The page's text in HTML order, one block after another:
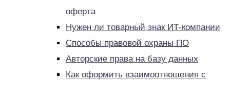
оферта
Нужен ли товарный знак ИТ-компании
Способы правовой охраны ПО
Авторские права на базу данных
Как оформить взаимоотношения с